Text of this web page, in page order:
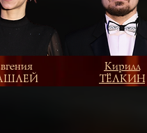
Кирилл
ТЁЛКИН